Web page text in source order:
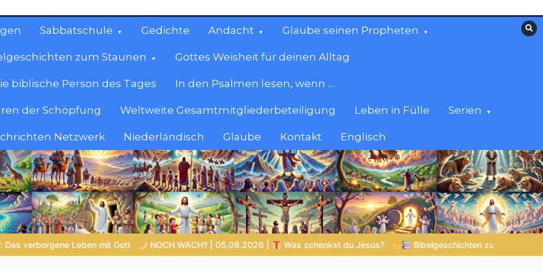
Sabbatschule Gedichte Andacht Glaube seinen Propheten
zum Staunen Gottes Weisheit für deinen Alltag
biblische Person des Tages In den Psalmen lesen, wenn …
der Schöpfung Weltweite Gesamtmitgliederbeteiligung Leben in Fülle Serien
Netzwerk Niederländisch Glaube Kontakt Englisch
NOCH WACH? | 05.08.2026 | Was schenkst du Jesus? Bibelgeschichten zum Staunen | 05.08.2026 | Hiob |